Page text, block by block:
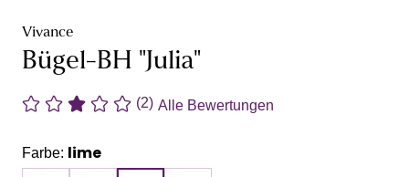
Vivance
Bügel-BH "Julia"
(2) Alle Bewertungen
Farbe: lime